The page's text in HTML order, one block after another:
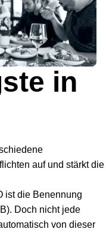
in
auf und stärkt die
ist die Benennung
Doch nicht jede
von dieser